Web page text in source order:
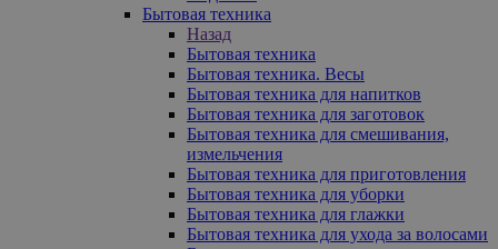
Бытовая техника
Назад
Бытовая техника
Бытовая техника. Весы
Бытовая техника для напитков
Бытовая техника для заготовок
Бытовая техника для смешивания,
измельчения
Бытовая техника для приготовления
Бытовая техника для уборки
Бытовая техника для глажки
Бытовая техника для ухода за волосами